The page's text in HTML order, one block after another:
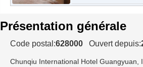
Présentation générale
Code postal:628000 Ouvert depuis:
Chunqiu International Hotel Guangyuan